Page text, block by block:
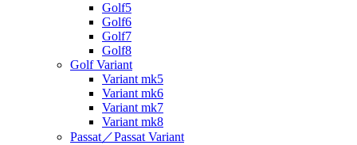
Golf5
Golf6
Golf7
Golf8
Golf Variant
Variant mk5
Variant mk6
Variant mk7
Variant mk8
Passat／Passat Variant